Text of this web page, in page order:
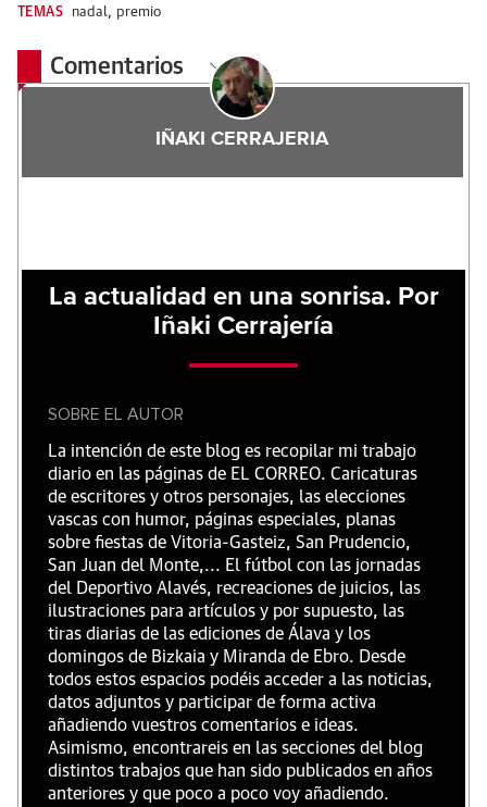
TEMAS nadal, premio
Comentarios
IÑAKI CERRAJERIA
La actualidad en una sonrisa. Por
Iñaki Cerrajería
SOBRE EL AUTOR
La intención de este blog es recopilar mi trabajo
diario en las páginas de EL CORREO. Caricaturas
de escritores y otros personajes, las elecciones
vascas con humor, páginas especiales, planas
sobre fiestas de Vitoria-Gasteiz, San Prudencio,
San Juan del Monte,... El fútbol con las jornadas
del Deportivo Alavés, recreaciones de juicios, las
ilustraciones para artículos y por supuesto, las
tiras diarias de las ediciones de Álava y los
domingos de Bizkaia y Miranda de Ebro. Desde
todos estos espacios podéis acceder a las noticias,
datos adjuntos y participar de forma activa
añadiendo vuestros comentarios e ideas.
Asimismo, encontrareis en las secciones del blog
distintos trabajos que han sido publicados en años
anteriores y que poco a poco voy añadiendo.